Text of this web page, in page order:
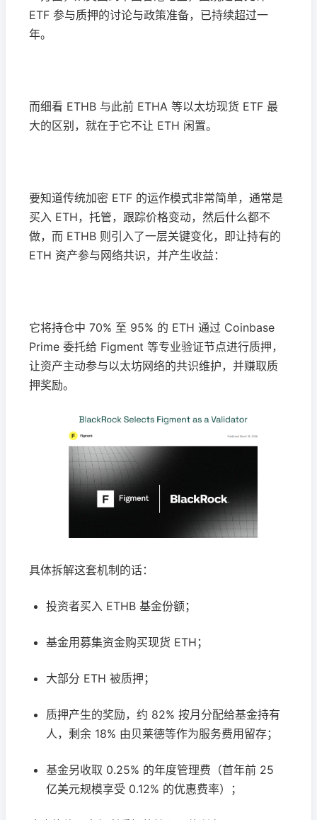
ETF 参与质押的讨论与政策准备，已持续超过一
年。
而细看 ETHB 与此前 ETHA 等以太坊现货 ETF 最
大的区别，就在于它不让 ETH 闲置。
要知道传统加密 ETF 的运作模式非常简单，通常是
买入 ETH，托管，跟踪价格变动，然后什么都不
做，而 ETHB 则引入了一层关键变化，即让持有的
ETH 资产参与网络共识，并产生收益：
它将持仓中 70% 至 95% 的 ETH 通过 Coinbase
Prime 委托给 Figment 等专业验证节点进行质押，
让资产主动参与以太坊网络的共识维护，并赚取质
押奖励。
具体拆解这套机制的话：
投资者买入 ETHB 基金份额；
基金用募集资金购买现货 ETH；
大部分 ETH 被质押；
质押产生的奖励，约 82% 按月分配给基金持有
人，剩余 18% 由贝莱德等作为服务费用留存；
基金另收取 0.25% 的年度管理费（首年前 25
亿美元规模享受 0.12% 的优惠费率）；